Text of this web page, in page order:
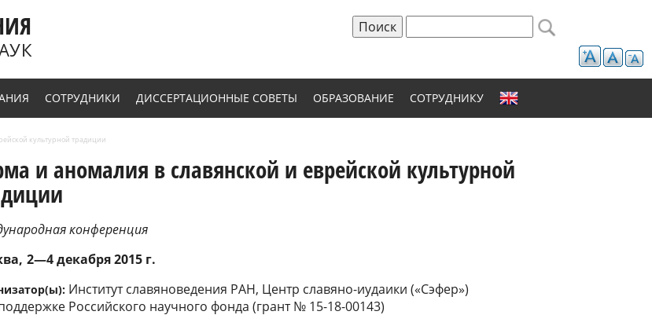
Форма поиска
СОТРУДНИКИ ДИССЕРТАЦИОННЫЕ СОВЕТЫ ОБРАЗОВАНИЕ СОТРУДНИКУ
культурной традиции
и аномалия в славянской и еврейской культурной
конференция
2—4 декабря 2015 г.
Институт славяноведения РАН, Центр славяно-иудаики («Сэфер»)
Российского научного фонда (грант № 15-18-00143)